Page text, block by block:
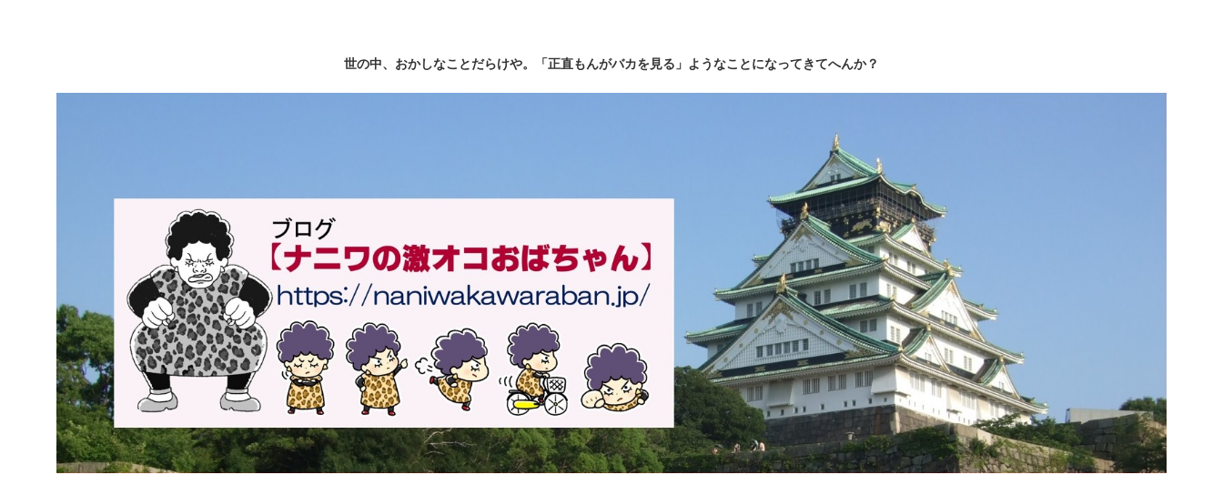
世の中、おかしなことだらけや。「正直もんがバカを見る」ようなことになってきてへんか？